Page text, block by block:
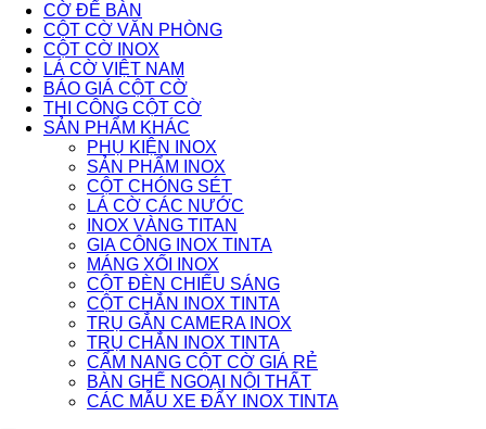
CỜ ĐỂ BÀN
CỘT CỜ VĂN PHÒNG
CỘT CỜ INOX
LÁ CỜ VIỆT NAM
BÁO GIÁ CỘT CỜ
THI CÔNG CỘT CỜ
SẢN PHẨM KHÁC
PHỤ KIỆN INOX
SẢN PHẨM INOX
CỘT CHÓNG SÉT
LÁ CỜ CÁC NƯỚC
INOX VÀNG TITAN
GIA CÔNG INOX TINTA
MÁNG XỐI INOX
CỘT ĐÈN CHIẾU SÁNG
CỘT CHẮN INOX TINTA
TRỤ GẮN CAMERA INOX
TRỤ CHẮN INOX TINTA
CẨM NANG CỘT CỜ GIÁ RẺ
BÀN GHẾ NGOẠI NỘI THẤT
CÁC MẪU XE ĐẨY INOX TINTA